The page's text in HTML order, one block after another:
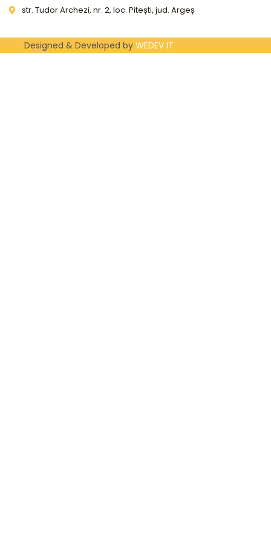
str. Tudor Archezi, nr. 2, loc. Pitești, jud. Argeș
Designed & Developed byWEDEV IT